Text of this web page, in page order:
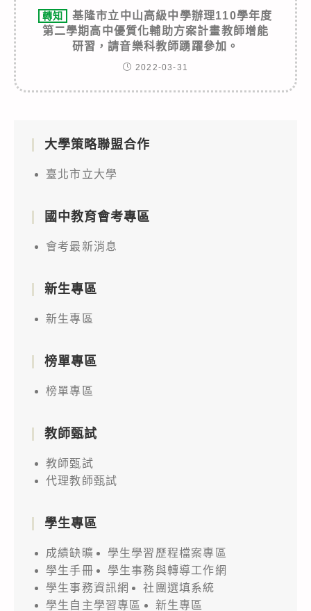
轉知
基隆市立中山高級中學辦理110學年度
第二學期高中優質化輔助方案計畫教師增能
研習，請音樂科教師踴躍參加。
2022-03-31
大學策略聯盟合作
臺北市立大學
國中教育會考專區
會考最新消息
新生專區
新生專區
榜單專區
榜單專區
教師甄試
教師甄試
代理教師甄試
學生專區
成績缺曠
學生學習歷程檔案專區
學生手冊
學生事務與轉導工作網
學生事務資訊網
社團選填系統
學生自主學習專區
新生專區